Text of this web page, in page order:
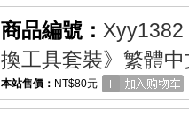
商品編號： Xyy1382
換工具套裝》繁體
本站售價： NT$80元